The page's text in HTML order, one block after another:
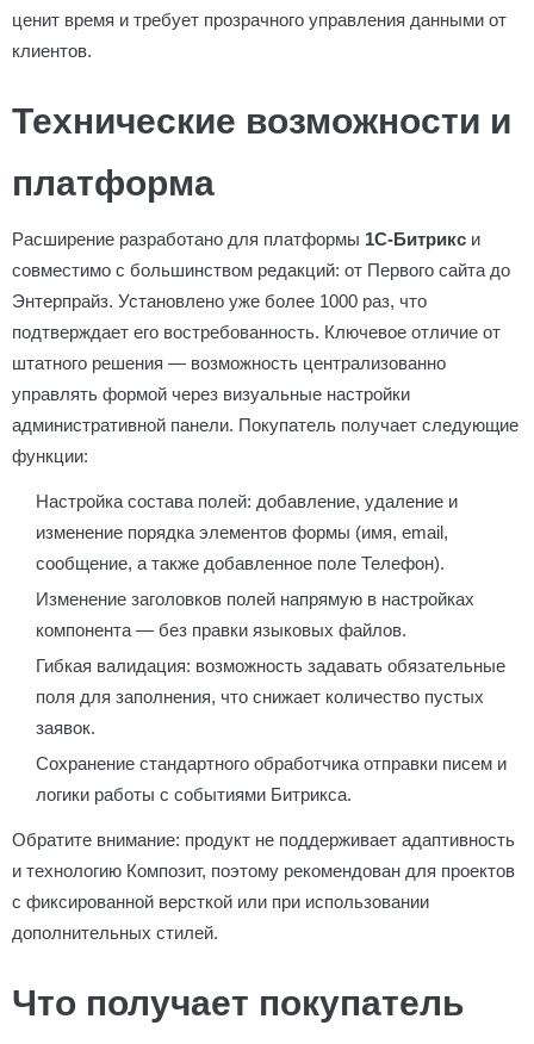
ценит время и требует прозрачного управления данными от
клиентов.
Технические возможности и
платформа
Расширение разработано для платформы 1С-Битрикс и
совместимо с большинством редакций: от Первого сайта до
Энтерпрайз. Установлено уже более 1000 раз, что
подтверждает его востребованность. Ключевое отличие от
штатного решения — возможность централизованно
управлять формой через визуальные настройки
административной панели. Покупатель получает следующие
функции:
Настройка состава полей: добавление, удаление и
изменение порядка элементов формы (имя, email,
сообщение, а также добавленное поле Телефон).
Изменение заголовков полей напрямую в настройках
компонента — без правки языковых файлов.
Гибкая валидация: возможность задавать обязательные
поля для заполнения, что снижает количество пустых
заявок.
Сохранение стандартного обработчика отправки писем и
логики работы с событиями Битрикса.
Обратите внимание: продукт не поддерживает адаптивность
и технологию Композит, поэтому рекомендован для проектов
с фиксированной версткой или при использовании
дополнительных стилей.
Что получает покупатель